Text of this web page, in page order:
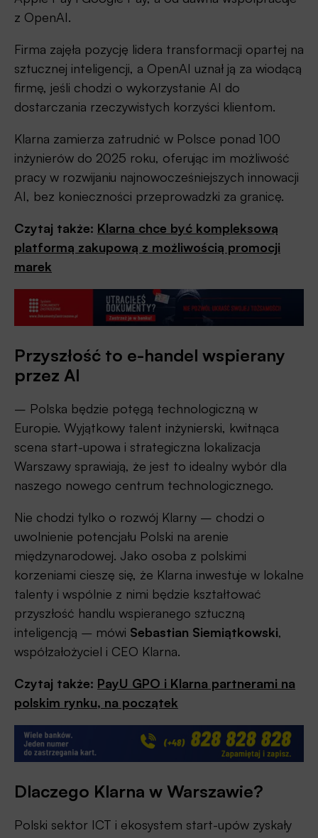
z OpenAI.
Firma zajęła pozycję lidera transformacji opartej na
sztucznej inteligencji, a OpenAI uznał ją za wiodącą
firmę, jeśli chodzi o wykorzystanie AI do
dostarczania rzeczywistych korzyści klientom.
Klarna zamierza zatrudnić w Polsce ponad 100
inżynierów do 2025 roku, oferując im możliwość
pracy w rozwijaniu najnowocześniejszych innowacji
AI, bez konieczności przeprowadzki za granicę.
Czytaj także: Klarna chce być kompleksową
platformą zakupową z możliwością promocji
marek
Przyszłość to e-handel wspierany
przez AI
– Polska będzie potęgą technologiczną w
Europie. Wyjątkowy talent inżynierski, kwitnąca
scena start-upowa i strategiczna lokalizacja
Warszawy sprawiają, że jest to idealny wybór dla
naszego nowego centrum technologicznego.
Nie chodzi tylko o rozwój Klarny – chodzi o
uwolnienie potencjału Polski na arenie
międzynarodowej. Jako osoba z polskimi
korzeniami cieszę się, że Klarna inwestuje w lokalne
talenty i wspólnie z nimi będzie kształtować
przyszłość handlu wspieranego sztuczną
inteligencją – mówi Sebastian Siemiątkowski,
współzałożyciel i CEO Klarna.
Czytaj także: PayU GPO i Klarna partnerami na
polskim rynku, na początek
Dlaczego Klarna w Warszawie?
Polski sektor ICT i ekosystem start-upów zyskały